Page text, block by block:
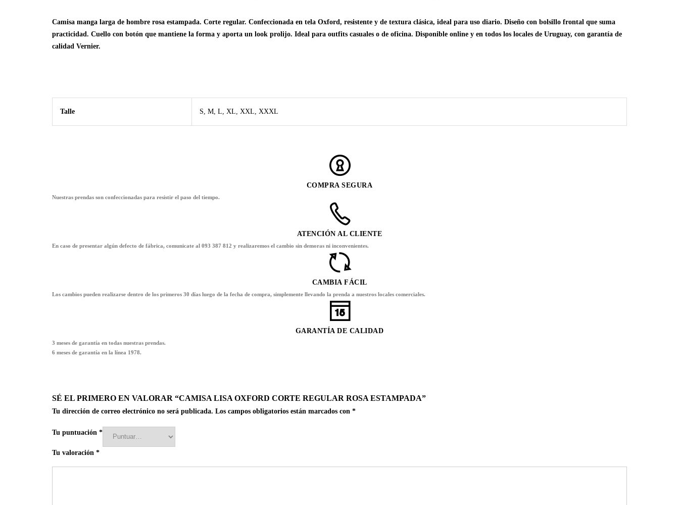
Camisa manga larga de hombre rosa estampada. Corte regular. Confeccionada en tela Oxford, resistente y de textura clásica, ideal para uso diario. Diseño con bolsillo frontal que suma
practicidad. Cuello con botón que mantiene la forma y aporta un look prolijo. Ideal para outfits casuales o de oficina. Disponible online y en todos los locales de Uruguay, con garantía de
calidad Vernier.
Talle S, M, L, XL, XXL, XXXL
COMPRA SEGURA
Nuestras prendas son confeccionadas para resistir el paso del tiempo.
ATENCIÓN AL CLIENTE
En caso de presentar algún defecto de fábrica, comunicate al 093 387 812 y realizaremos el cambio sin demoras ni inconvenientes.
CAMBIA FÁCIL
Los cambios pueden realizarse dentro de los primeros 30 días luego de la fecha de compra, simplemente llevando la prenda a nuestros locales comerciales.
GARANTÍA DE CALIDAD
3 meses de garantía en todas nuestras prendas.
6 meses de garantía en la línea 1978.
SÉ EL PRIMERO EN VALORAR “CAMISA LISA OXFORD CORTE REGULAR ROSA ESTAMPADA”
Tu dirección de correo electrónico no será publicada. Los campos obligatorios están marcados con *
Tu puntuación *
Tu valoración *